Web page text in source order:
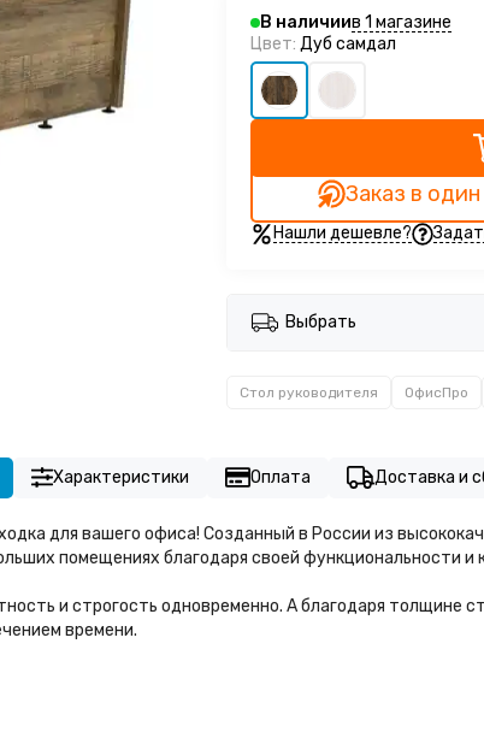
В наличиив 1 магазине
Цвет: Дуб самдал
Заказ в
Нашли дешевле?
Выбрать
Стол руководителя ОфисПро
Характеристики Оплата Доставка и
для вашего офиса! Созданный в России из
помещениях благодаря своей функциональности и
и строгость одновременно. А благодаря толщине
времени.